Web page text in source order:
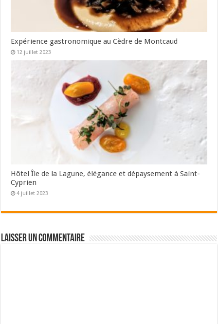
Expérience gastronomique au Cèdre de Montcaud
12 juillet 2023
Hôtel Île de la Lagune, élégance et dépaysement à Saint-
Cyprien
4 juillet 2023
Laisser un commentaire